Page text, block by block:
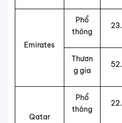
Emirates
Phổ
thông
Thươn
g gia
Qatar
Phổ
thông